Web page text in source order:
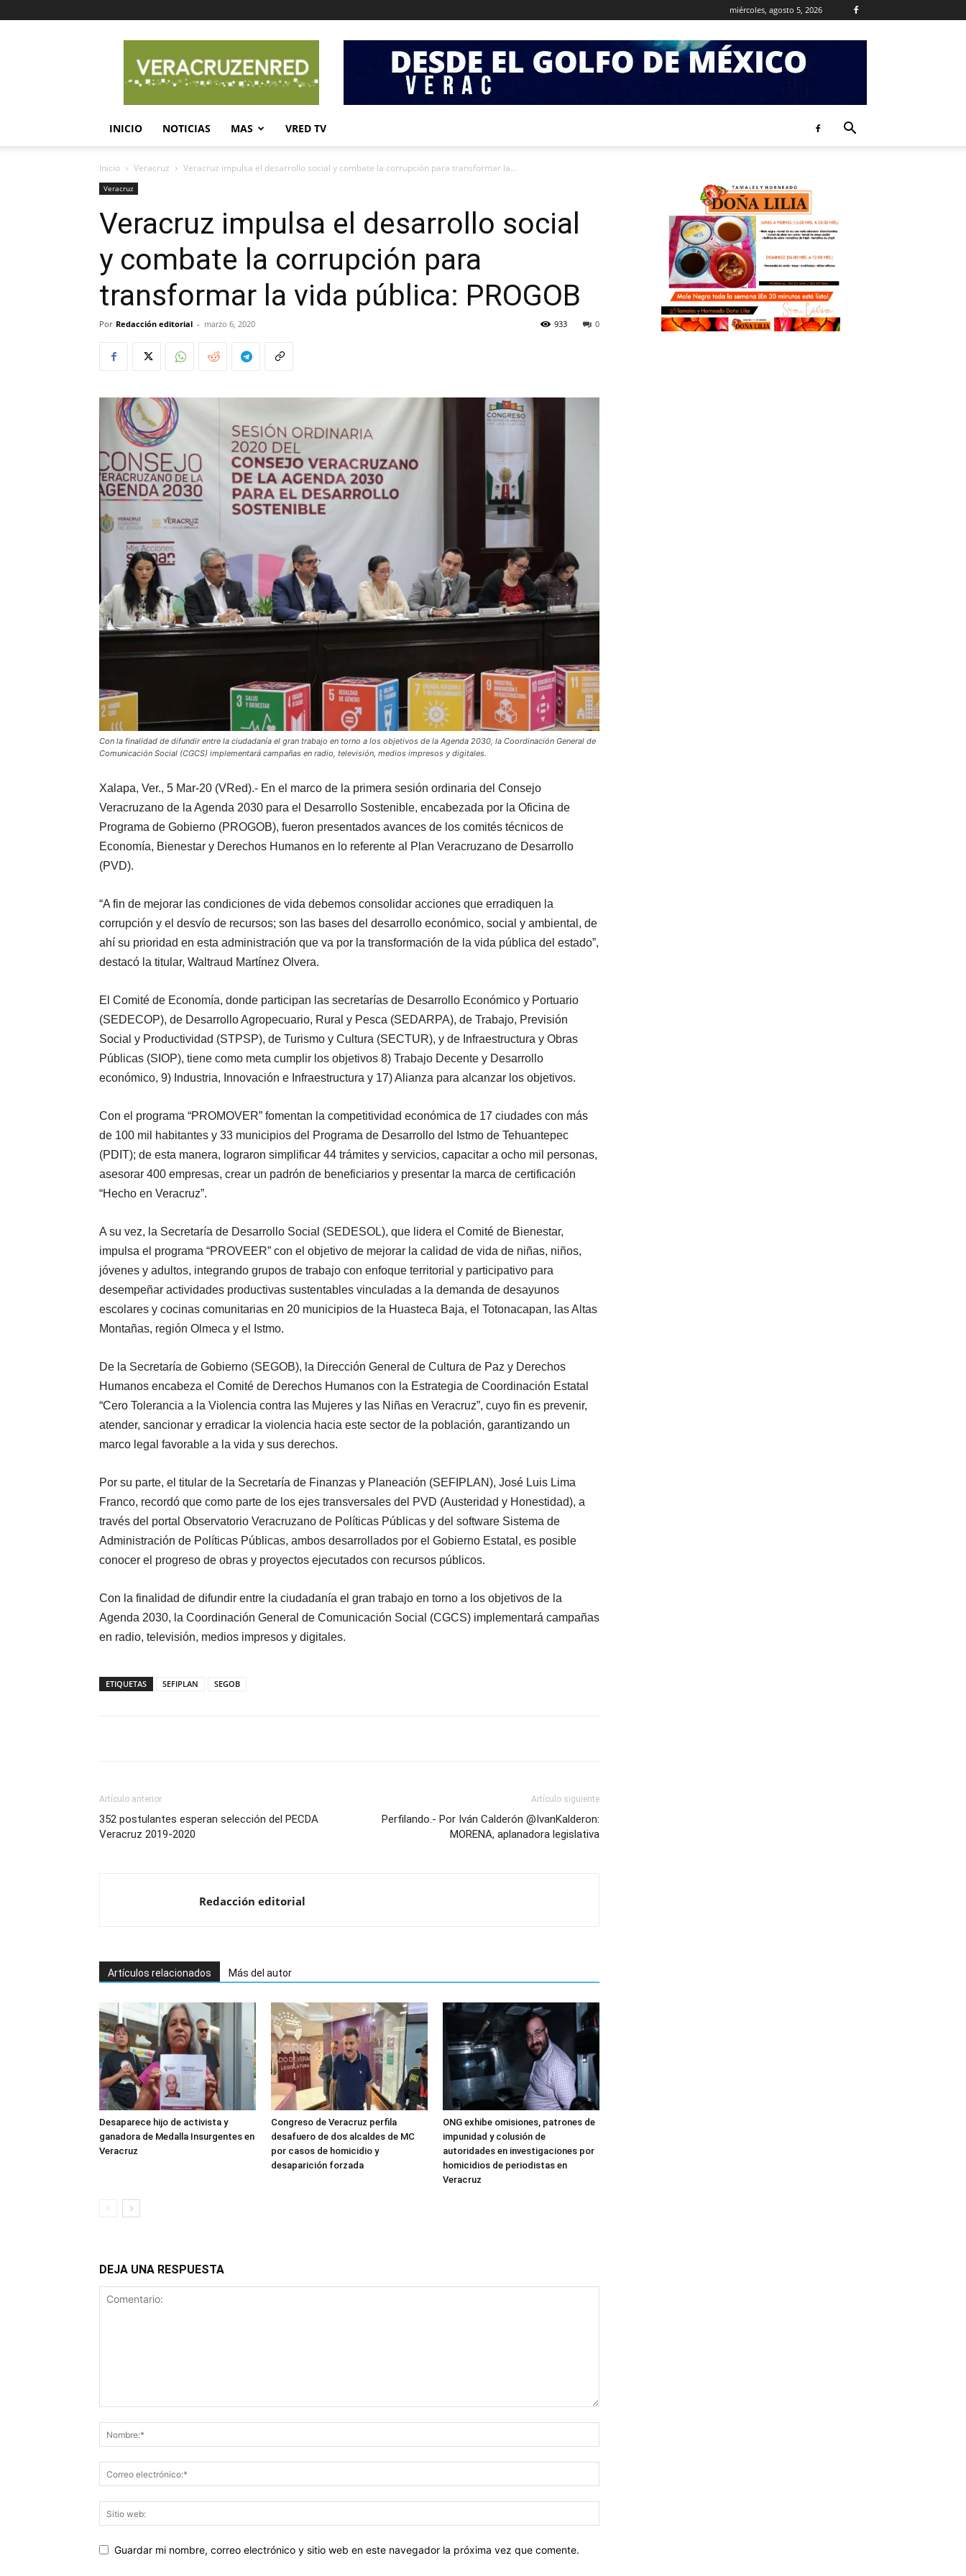
miércoles, agosto 5, 2026
en
Red
INICIO NOTICIAS MAS VRED TV
Inicio Veracruz Veracruz impulsa el desarrollo social y combate la corrupción para transformar la...
Veracruz
Veracruz impulsa el desarrollo social
y combate la corrupción para
transformar la vida pública: PROGOB
Por Redacción editorial - marzo 6, 2020 0
933
Con la finalidad de difundir entre la ciudadanía el gran trabajo en torno a los objetivos de la Agenda 2030, la Coordinación General de
Comunicación Social (CGCS) implementará campañas en radio, televisión, medios impresos y digitales.
Xalapa, Ver., 5 Mar-20 (VRed).- En el marco de la primera sesión ordinaria del Consejo
Veracruzano de la Agenda 2030 para el Desarrollo Sostenible, encabezada por la Oficina de
Programa de Gobierno (PROGOB), fueron presentados avances de los comités técnicos de
Economía, Bienestar y Derechos Humanos en lo referente al Plan Veracruzano de Desarrollo
(PVD).
“A fin de mejorar las condiciones de vida debemos consolidar acciones que erradiquen la
corrupción y el desvío de recursos; son las bases del desarrollo económico, social y ambiental, de
ahí su prioridad en esta administración que va por la transformación de la vida pública del estado”,
destacó la titular, Waltraud Martínez Olvera.
El Comité de Economía, donde participan las secretarías de Desarrollo Económico y Portuario
(SEDECOP), de Desarrollo Agropecuario, Rural y Pesca (SEDARPA), de Trabajo, Previsión
Social y Productividad (STPSP), de Turismo y Cultura (SECTUR), y de Infraestructura y Obras
Públicas (SIOP), tiene como meta cumplir los objetivos 8) Trabajo Decente y Desarrollo
económico, 9) Industria, Innovación e Infraestructura y 17) Alianza para alcanzar los objetivos.
Con el programa “PROMOVER” fomentan la competitividad económica de 17 ciudades con más
de 100 mil habitantes y 33 municipios del Programa de Desarrollo del Istmo de Tehuantepec
(PDIT); de esta manera, lograron simplificar 44 trámites y servicios, capacitar a ocho mil personas,
asesorar 400 empresas, crear un padrón de beneficiarios y presentar la marca de certificación
“Hecho en Veracruz”.
A su vez, la Secretaría de Desarrollo Social (SEDESOL), que lidera el Comité de Bienestar,
impulsa el programa “PROVEER” con el objetivo de mejorar la calidad de vida de niñas, niños,
jóvenes y adultos, integrando grupos de trabajo con enfoque territorial y participativo para
desempeñar actividades productivas sustentables vinculadas a la demanda de desayunos
escolares y cocinas comunitarias en 20 municipios de la Huasteca Baja, el Totonacapan, las Altas
Montañas, región Olmeca y el Istmo.
De la Secretaría de Gobierno (SEGOB), la Dirección General de Cultura de Paz y Derechos
Humanos encabeza el Comité de Derechos Humanos con la Estrategia de Coordinación Estatal
“Cero Tolerancia a la Violencia contra las Mujeres y las Niñas en Veracruz”, cuyo fin es prevenir,
atender, sancionar y erradicar la violencia hacia este sector de la población, garantizando un
marco legal favorable a la vida y sus derechos.
Por su parte, el titular de la Secretaría de Finanzas y Planeación (SEFIPLAN), José Luis Lima
Franco, recordó que como parte de los ejes transversales del PVD (Austeridad y Honestidad), a
través del portal Observatorio Veracruzano de Políticas Públicas y del software Sistema de
Administración de Políticas Públicas, ambos desarrollados por el Gobierno Estatal, es posible
conocer el progreso de obras y proyectos ejecutados con recursos públicos.
Con la finalidad de difundir entre la ciudadanía el gran trabajo en torno a los objetivos de la
Agenda 2030, la Coordinación General de Comunicación Social (CGCS) implementará campañas
en radio, televisión, medios impresos y digitales.
ETIQUETAS SEFIPLAN SEGOB
Artículo anterior
352 postulantes esperan selección del PECDA
Veracruz 2019-2020
Artículo siguiente
Perfilando.- Por Iván Calderón @IvanKalderon:
MORENA, aplanadora legislativa
Redacción editorial
Artículos relacionados Más del autor
Desaparece hijo de activista y
ganadora de Medalla Insurgentes en
Veracruz
Congreso de Veracruz perfila
desafuero de dos alcaldes de MC
por casos de homicidio y
desaparición forzada
ONG exhibe omisiones, patrones de
impunidad y colusión de
autoridades en investigaciones por
homicidios de periodistas en
Veracruz
DEJA UNA RESPUESTA
Guardar mi nombre, correo electrónico y sitio web en este navegador la próxima vez que comente.